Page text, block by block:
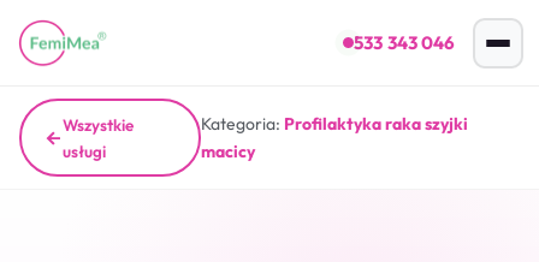
533 343 046
Wszystkie
usługi
Kategoria: Profilaktyka raka szyjki
macicy